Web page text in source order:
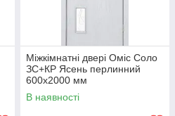
Міжкімнатні двері Оміс Соло
ЗС+КР Ясень перлинний
600х2000 мм
В наявності